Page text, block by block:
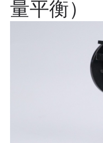
量平衡）